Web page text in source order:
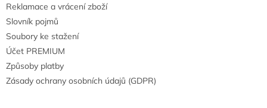
Reklamace a vrácení zboží
Slovník pojmů
Soubory ke stažení
Účet PREMIUM
Způsoby platby
Zásady ochrany osobních údajů (GDPR)